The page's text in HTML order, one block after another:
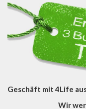
Geschäft mit 4Life
Wir werden